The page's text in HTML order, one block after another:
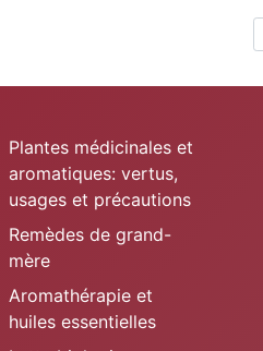
Plantes médicinales et
aromatiques: vertus,
usages et précautions
Remèdes de grand-
mère
Aromathérapie et
huiles essentielles